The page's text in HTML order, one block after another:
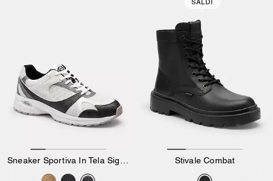
Sneaker Sportiva In Tela Signature Stivale Combat